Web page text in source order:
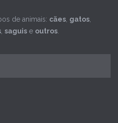
de animais: cães, gatos,
, saguis e outros.